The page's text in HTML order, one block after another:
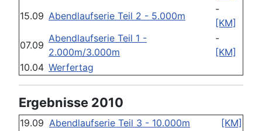
15.09 Abendlaufserie Teil 2 - 5.000m
-
[KM]
07.09
Abendlaufserie Teil 1 -
2.000m/3.000m
-
[KM]
10.04 Werfertag
Ergebnisse 2010
19.09 Abendlaufserie Teil 3 - 10.000m
[KM]